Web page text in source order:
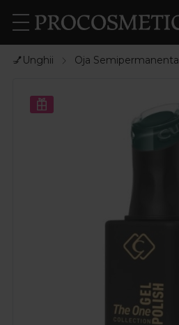
💅Unghii Oja Semipermanenta